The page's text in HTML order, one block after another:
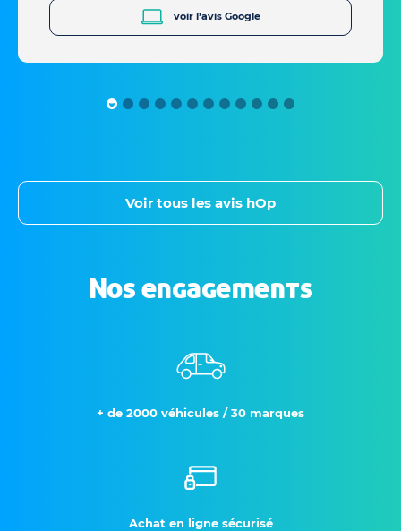
voir l’avis Google
Voir tous les avis hOp
Nos engagements
+ de 2000 véhicules / 30 marques
Achat en ligne sécurisé